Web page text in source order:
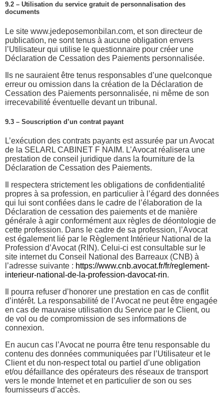
9.2 – Utilisation du service gratuit de personnalisation des
documents
Le site www.jedeposemonbilan.com, et son directeur de
publication, ne sont tenus à aucune obligation envers
l’Utilisateur qui utilise le questionnaire pour créer une
Déclaration de Cessation des Paiements personnalisée.
Ils ne sauraient être tenus responsables d’une quelconque
erreur ou omission dans la création de la Déclaration de
Cessation des Paiements personnalisée, ni même de son
irrecevabilité éventuelle devant un tribunal.
9.3 – Souscription d’un contrat payant
L’exécution des contrats payants est assurée par un Avocat
de la SELARL CABINET F NAIM. L’Avocat réalisera une
prestation de conseil juridique dans la fourniture de la
Déclaration de Cessation des Paiements.
Il respectera strictement les obligations de confidentialité
propres à sa profession, en particulier à l’égard des données
qui lui sont confiées dans le cadre de l’élaboration de la
Déclaration de cessation des paiements et de manière
générale à agir conformément aux règles de déontologie de
cette profession. Dans le cadre de sa profession, l’Avocat
est également lié par le Règlement Intérieur National de la
Profession d’Avocat (RIN). Celui-ci est consultable sur le
site internet du Conseil National des Barreaux (CNB) à
l’adresse suivante : https://www.cnb.avocat.fr/fr/reglement-
interieur-national-de-la-profession-davocat-rin.
Il pourra refuser d’honorer une prestation en cas de conflit
d’intérêt. La responsabilité de l’Avocat ne peut être engagée
en cas de mauvaise utilisation du Service par le Client, ou
de vol ou de compromission de ses informations de
connexion.
En aucun cas l’Avocat ne pourra être tenu responsable du
contenu des données communiquées par l’Utilisateur et le
Client et du non-respect total ou partiel d’une obligation
et/ou défaillance des opérateurs des réseaux de transport
vers le monde Internet et en particulier de son ou ses
fournisseurs d’accès.